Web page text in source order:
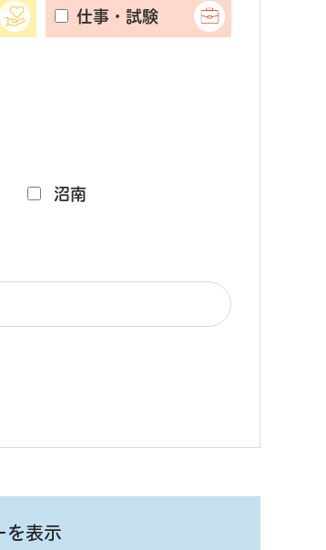
仕事・試験
沼南
を表示